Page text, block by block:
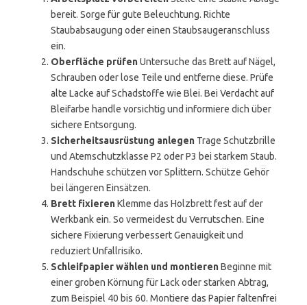
bereit. Sorge für gute Beleuchtung. Richte
Staubabsaugung oder einen Staubsaugeranschluss
ein.
Oberfläche prüfenUntersuche das Brett auf Nägel,
Schrauben oder lose Teile und entferne diese. Prüfe
alte Lacke auf Schadstoffe wie Blei. Bei Verdacht auf
Bleifarbe handle vorsichtig und informiere dich über
sichere Entsorgung.
Sicherheitsausrüstung anlegen Trage Schutzbrille
und Atemschutzklasse P2 oder P3 bei starkem Staub.
Handschuhe schützen vor Splittern. Schütze Gehör
bei längeren Einsätzen.
Brett fixierenKlemme das Holzbrett fest auf der
Werkbank ein. So vermeidest du Verrutschen. Eine
sichere Fixierung verbessert Genauigkeit und
reduziert Unfallrisiko.
Schleifpapier wählen und montierenBeginne mit
einer groben Körnung für Lack oder starken Abtrag,
zum Beispiel 40 bis 60. Montiere das Papier faltenfrei